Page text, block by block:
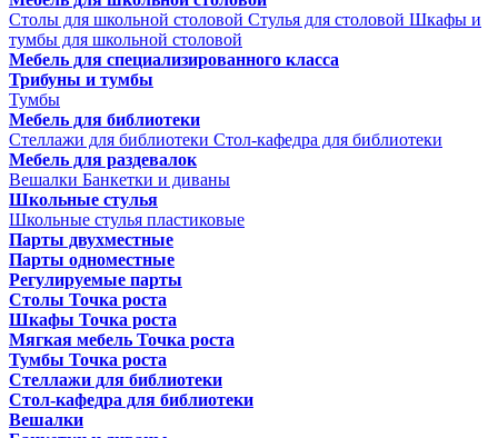
Столы для школьной столовой Стулья для столовой Шкафы и
тумбы для школьной столовой
Мебель для специализированного класса
Трибуны и тумбы
Тумбы
Мебель для библиотеки
Стеллажи для библиотеки Стол-кафедра для библиотеки
Мебель для раздевалок
Вешалки Банкетки и диваны
Школьные стулья
Школьные стулья пластиковые
Парты двухместные
Парты одноместные
Регулируемые парты
Столы Точка роста
Шкафы Точка роста
Мягкая мебель Точка роста
Тумбы Точка роста
Стеллажи для библиотеки
Стол-кафедра для библиотеки
Вешалки